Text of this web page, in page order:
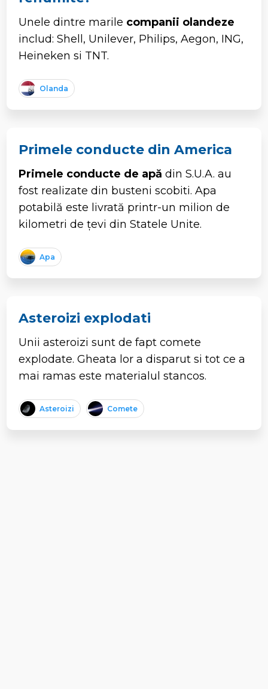
Unele dintre marile companii olandeze
includ: Shell, Unilever, Philips, Aegon, ING,
Heineken si TNT.
Olanda
Primele conducte din America
Primele conducte de apă din S.U.A. au
fost realizate din busteni scobiti. Apa
potabilă este livrată printr-un milion de
kilometri de țevi din Statele Unite.
Apa
Asteroizi explodati
Unii asteroizi sunt de fapt comete
explodate. Gheata lor a disparut si tot ce a
mai ramas este materialul stancos.
Asteroizi Comete